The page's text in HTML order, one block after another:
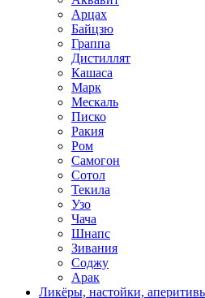
Арцах
Байцзю
Граппа
Дистиллят
Кашаса
Марк
Мескаль
Писко
Ракия
Ром
Самогон
Сотол
Текила
Узо
Чача
Шнапс
Зивания
Соджу
Арак
Ликёры, настойки,